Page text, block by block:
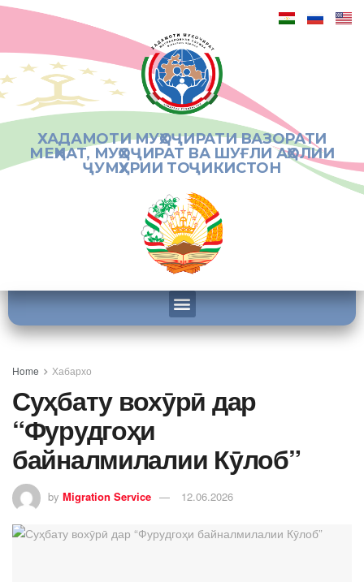
ХАДАМОТИ МУҲОҶИРАТИ ВАЗОРАТИ
МЕҲНАТ, МУҲОҶИРАТ ВА ШУҒЛИ АҲОЛИИ
ҶУМҲУРИИ ТОҶИКИСТОН
Home Хабархо
Суҳбату вохӯрӣ дар
“Фурудгоҳи
байналмилалии Кӯлоб”
by Migration Service 12.06.2026